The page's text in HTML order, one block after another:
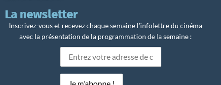
La newsletter
Inscrivez-vous et recevez chaque semaine l’infolettre du cinéma
avec la présentation de la programmation de la semaine :